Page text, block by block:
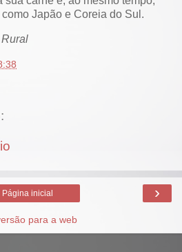
Japão e Coreia do Sul.
›
Página inicial
para a web